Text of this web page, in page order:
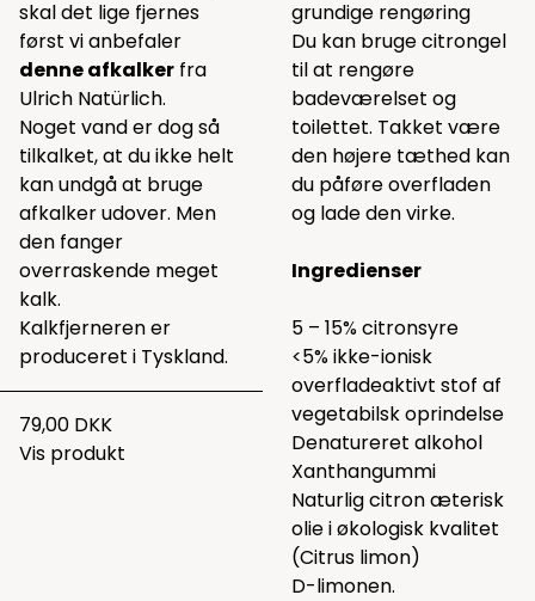
skal det lige fjernes
først vi anbefaler
denne afkalker fra
Ulrich Natürlich.
Noget vand er dog så
tilkalket, at du ikke helt
kan undgå at bruge
afkalker udover. Men
den fanger
overraskende meget
kalk.
Kalkfjerneren er
produceret i Tyskland.
79,00 DKK
Vis produkt
grundige rengøring
Du kan bruge citrongel
til at rengøre
badeværelset og
toilettet. Takket være
den højere tæthed kan
du påføre overfladen
og lade den virke.
Ingredienser
5 – 15% citronsyre
<5% ikke-ionisk
overfladeaktivt stof af
vegetabilsk oprindelse
Denatureret alkohol
Xanthangummi
Naturlig citron æterisk
olie i økologisk kvalitet
(Citrus limon)
D-limonen.